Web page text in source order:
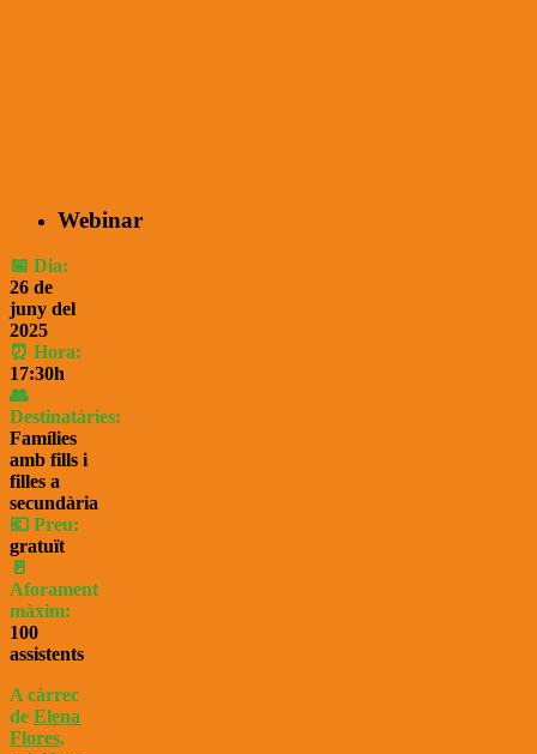
Webinar
📅 Dia:
26 de
juny del
2025
⏰ Hora:
17:30h
👥
Destinatàries:
Famílies
amb fills i
filles a
secundària
💶 Preu:
gratuït
🚪
Aforament
màxim:
100
assistents
A càrrec
de Elena
Flores,